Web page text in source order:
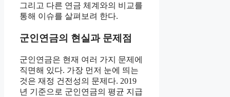
그리고 다른 연금 체계와의 비교를
통해 이슈를 살펴보려 한다.
군인연금의 현실과 문제점
군인연금은 현재 여러 가지 문제에
직면해 있다. 가장 먼저 눈에 띄는
것은 재정 건전성의 문제다. 2019
년 기준으로 군인연금의 평균 지급